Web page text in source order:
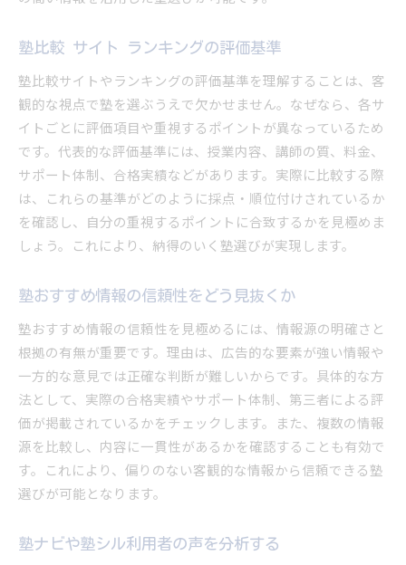
塾比較 サイト ランキングの評価基準
塾比較サイトやランキングの評価基準を理解することは、客
観的な視点で塾を選ぶうえで欠かせません。なぜなら、各サ
イトごとに評価項目や重視するポイントが異なっているため
です。代表的な評価基準には、授業内容、講師の質、料金、
サポート体制、合格実績などがあります。実際に比較する際
は、これらの基準がどのように採点・順位付けされているか
を確認し、自分の重視するポイントに合致するかを見極めま
しょう。これにより、納得のいく塾選びが実現します。
塾おすすめ情報の信頼性をどう見抜くか
塾おすすめ情報の信頼性を見極めるには、情報源の明確さと
根拠の有無が重要です。理由は、広告的な要素が強い情報や
一方的な意見では正確な判断が難しいからです。具体的な方
法として、実際の合格実績やサポート体制、第三者による評
価が掲載されているかをチェックします。また、複数の情報
源を比較し、内容に一貫性があるかを確認することも有効で
す。これにより、偏りのない客観的な情報から信頼できる塾
選びが可能となります。
塾ナビや塾シル利用者の声を分析する